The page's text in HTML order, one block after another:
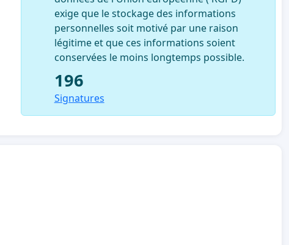
exige que le stockage des informations
personnelles soit motivé par une raison
légitime et que ces informations soient
conservées le moins longtemps possible.
196
Signatures